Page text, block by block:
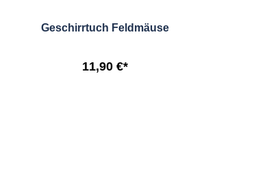
Geschirrtuch Feldmäuse
11,90 €*